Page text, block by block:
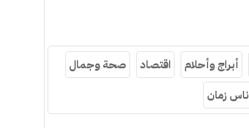
أبراج وأحلام اقتصاد
صحة وجمال
ناس زمان